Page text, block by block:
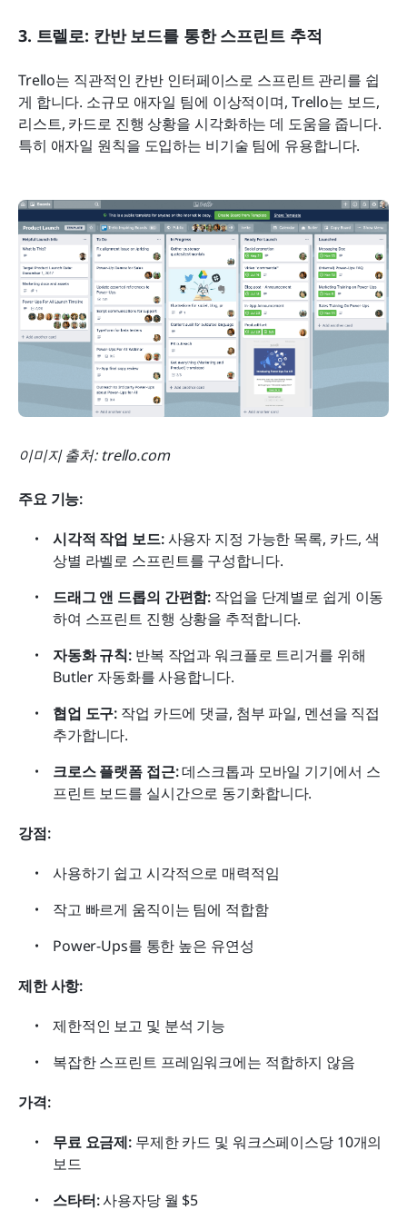
3. 트렐로: 칸반 보드를 통한 스프린트 추적
Trello는 직관적인 칸반 인터페이스로 스프린트 관리를 쉽
게 합니다. 소규모 애자일 팀에 이상적이며, Trello는 보드,
리스트, 카드로 진행 상황을 시각화하는 데 도움을 줍니다.
특히 애자일 원칙을 도입하는 비기술 팀에 유용합니다.
이미지 출처: trello.com
주요 기능:
시각적 작업 보드: 사용자 지정 가능한 목록, 카드, 색
상별 라벨로 스프린트를 구성합니다.
드래그 앤 드롭의 간편함: 작업을 단계별로 쉽게 이동
하여 스프린트 진행 상황을 추적합니다.
자동화 규칙: 반복 작업과 워크플로 트리거를 위해
Butler 자동화를 사용합니다.
협업 도구: 작업 카드에 댓글, 첨부 파일, 멘션을 직접
추가합니다.
크로스 플랫폼 접근: 데스크톱과 모바일 기기에서 스
프린트 보드를 실시간으로 동기화합니다.
강점:
사용하기 쉽고 시각적으로 매력적임
작고 빠르게 움직이는 팀에 적합함
Power-Ups를 통한 높은 유연성
제한 사항:
제한적인 보고 및 분석 기능
복잡한 스프린트 프레임워크에는 적합하지 않음
가격:
무료 요금제: 무제한 카드 및 워크스페이스당 10개의
보드
스타터: 사용자당 월 $5